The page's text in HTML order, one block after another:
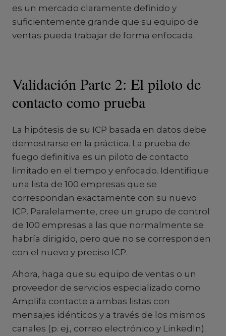
es un mercado claramente definido y
suficientemente grande que su equipo de
ventas pueda trabajar de forma enfocada.
Validación Parte 2: El piloto de
contacto como prueba
La hipótesis de su ICP basada en datos debe
demostrarse en la práctica. La prueba de
fuego definitiva es un piloto de contacto
limitado en el tiempo y enfocado. Identifique
una lista de 100 empresas que se
correspondan exactamente con su nuevo
ICP. Paralelamente, cree un grupo de control
de 100 empresas a las que normalmente se
habría dirigido, pero que no se corresponden
con el nuevo y preciso ICP.
Ahora, haga que su equipo de ventas o un
proveedor de servicios especializado como
Amplifa contacte a ambas listas con
mensajes idénticos y a través de los mismos
canales (p. ej., correo electrónico y LinkedIn).